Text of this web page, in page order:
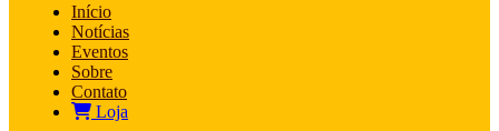
Início
Notícias
Eventos
Sobre
Contato
Loja